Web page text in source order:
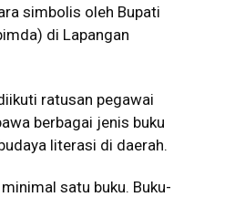
simbolis oleh Bupati
di Lapangan
ratusan pegawai
berbagai jenis buku
literasi di daerah.
satu buku. Buku-